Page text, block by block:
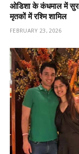
ओडिशा के कंधमाल में
मृतकों में रश्मि शामिल
FEBRUARY 23, 2026